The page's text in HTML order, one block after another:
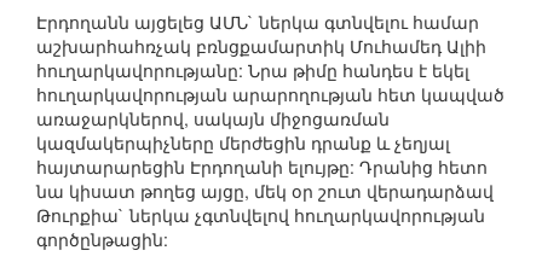
Էրդողանն այցելեց ԱՄՆ` ներկա գտնվելու համար
աշխարհահռչակ բռնցքամարտիկ Մուհամեդ Ալիի
հուղարկավորությանը: Նրա թիմը հանդես է եկել
հուղարկավորության արարողության հետ կապված
առաջարկներով, սակայն միջոցառման
կազմակերպիչները մերժեցին դրանք և չեղյալ
հայտարարեցին Էրդողանի ելույթը: Դրանից հետո
նա կիսատ թողեց այցը, մեկ օր շուտ վերադարձավ
Թուրքիա` ներկա չգտնվելով հուղարկավորության
գործընթացին: